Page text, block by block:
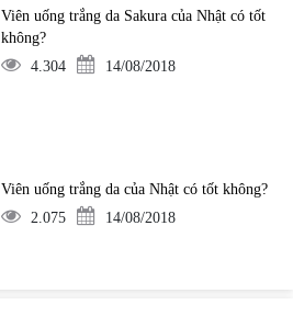
Viên uống trắng da Sakura của Nhật có tốt
không?
4.304
14/08/2018
Viên uống trắng da của Nhật có tốt không?
2.075
14/08/2018